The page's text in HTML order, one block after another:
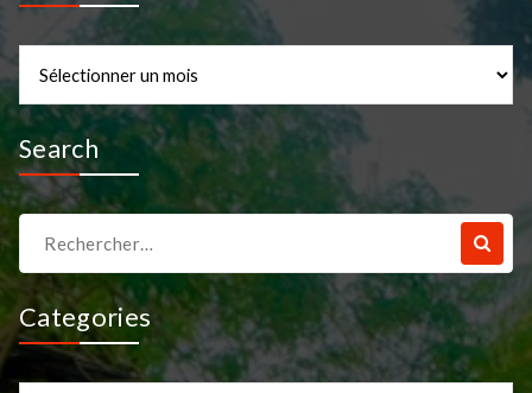
Search
pour :
Categories